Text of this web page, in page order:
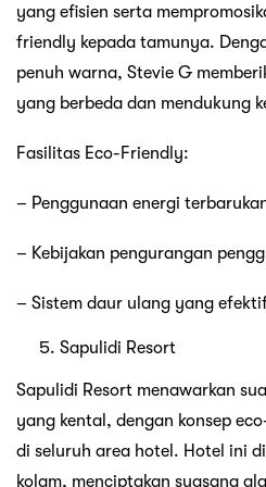
yang efisien serta
friendly kepada tamunya.
penuh warna, Stevie G
yang berbeda dan mendukung
Fasilitas Eco-Friendly:
– Penggunaan energi
– Kebijakan pengurangan
– Sistem daur ulang yang
Sapulidi Resort
Sapulidi Resort menawarkan
yang kental, dengan konsep
di seluruh area hotel. Hotel ini
kolam, menciptakan suasana